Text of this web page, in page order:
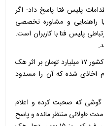
پلیس فتا پاسخ داد: اگر
راهنمایی و مشاوره تخصصی
شماره تلفن ۰۹۶۳۸۰ پل ارتباطی پلیس فتا با کاربران است.
فقط در ۲۵ روز گذشته در بهمن‌ماه در کشور ۱۷ میلیارد تومان بر اثر هک
اخاذی شده که آن را مسدود
که صحبت کرده و اعلام
طولانی منتظر مانده و پاسخ